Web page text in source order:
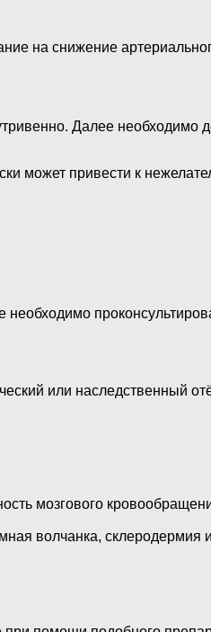
на снижение
Далее необходимо
может привести к
необходимо
или наследственный
мозгового
волчанка, склеродермия